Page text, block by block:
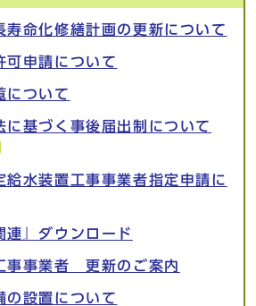
寿命化修繕計画の更新について
可申請について
について
に基づく事後届出制について
水装置工事事業者指定申請に
連』ダウンロード
事事業者 更新のご案内
の設置について